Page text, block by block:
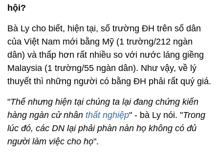
hội?
Bà Ly cho biết, hiện tại, số trường ĐH trên số dân
của Việt Nam mới bằng Mỹ (1 trường/212 ngàn
dân) và thấp hơn rất nhiều so với nước láng giềng
Malaysia (1 trường/55 ngàn dân). Như vậy, về lý
thuyết thì những người có bằng ĐH phải rất quý giá.
"Thế nhưng hiện tại chúng ta lại đang chứng kiến
hàng ngàn cử nhân thất nghiệp" - bà Ly nói. "Trong
lúc đó, các DN lại phải phàn nàn họ không có đủ
người làm việc cho họ".